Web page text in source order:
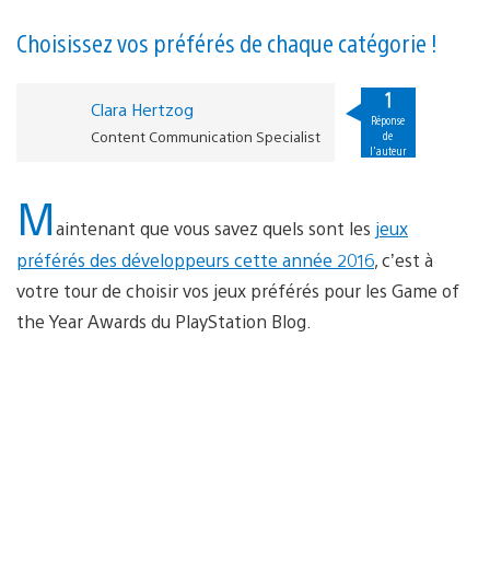
Choisissez vos préférés de chaque catégorie !
Clara Hertzog
Content Communication Specialist
1
Réponse
de
l'auteur
Maintenant que vous savez quels sont les jeux
préférés des développeurs cette année 2016, c’est à
votre tour de choisir vos jeux préférés pour les Game of
the Year Awards du PlayStation Blog.